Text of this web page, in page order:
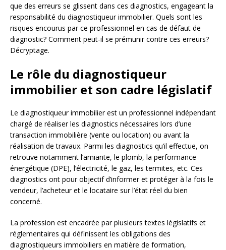
que des erreurs se glissent dans ces diagnostics, engageant la
responsabilité du diagnostiqueur immobilier. Quels sont les
risques encourus par ce professionnel en cas de défaut de
diagnostic? Comment peut-il se prémunir contre ces erreurs?
Décryptage.
Le rôle du diagnostiqueur
immobilier et son cadre législatif
Le diagnostiqueur immobilier est un professionnel indépendant
chargé de réaliser les diagnostics nécessaires lors d’une
transaction immobilière (vente ou location) ou avant la
réalisation de travaux. Parmi les diagnostics qu’il effectue, on
retrouve notamment l’amiante, le plomb, la performance
énergétique (DPE), l’électricité, le gaz, les termites, etc. Ces
diagnostics ont pour objectif d’informer et protéger à la fois le
vendeur, l’acheteur et le locataire sur l’état réel du bien
concerné.
La profession est encadrée par plusieurs textes législatifs et
réglementaires qui définissent les obligations des
diagnostiqueurs immobiliers en matière de formation,